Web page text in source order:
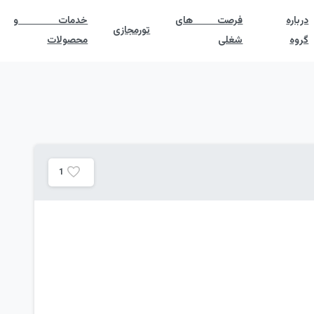
درباره
گروه
فرصت های
شغلی
تورمجازی
خدمات و
محصولات
1